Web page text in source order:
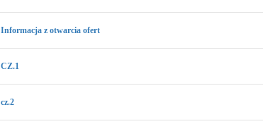
Informacja z otwarcia ofert
CZ.1
cz.2